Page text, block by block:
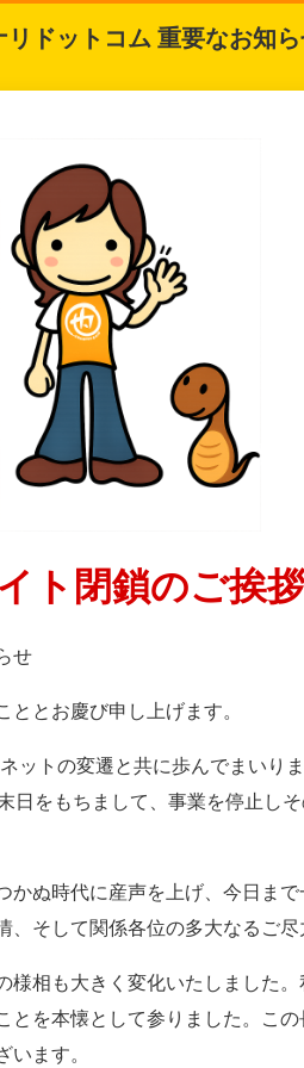
リドットコム 重要なお知
ト閉鎖のご挨拶
せ
とお慶び申し上げます。
ットの変遷と共に歩んでまいり
をもちまして、事業を停止し
ぬ時代に産声を上げ、今日ま
そして関係各位の多大なるご尽
相も大きく変化いたしました
とを本懐として参りました。こ
ます。